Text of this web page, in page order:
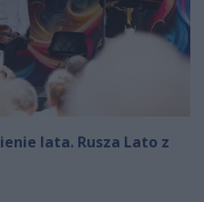
lata. Rusza Lato z